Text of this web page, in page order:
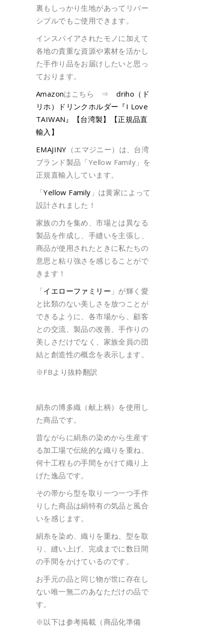
裏もしっかり生地があってリバー
シブルでもご使用できます。
インスパイアされたモノに加えて
各地の貴重な資源や素材を活かし
た手作り品をお届けしたいと思っ
ております。
Amazonはこちら ⇒driho（ド
リホ）ドリンクホルダー『I Love
TAIWAN』【台湾製】【正規品直
輸入】
EMAJINY （エマジニー）は、台湾
ブランド製品「Yellow Family」を
正規直輸入しています。
「Yellow Family 」は黄家によって
設計されました！
家族の力を集め、市場とは異なる
製品を作成し、手縫いを主張し、
商品が使用されたときに私たちの
意思と粘り強さを感じることがで
きます！
「イエローファミリー 」が輝く愛
と比類のない美しさを放つことが
できるように、各市場から、顧客
との交流、製品の改善、手作りの
美しさだけでなく、家族全員の団
結と創造性の概念を表示します。
※FBより抜粋翻訳
絹糸の博多織（献上柄）を使用し
た商品です。
昔ながらに絹糸の染めから生産す
る加工場で伝統的な織りを重ね、
何十工程もの手間をかけて織り上
げた逸品です。
その帯から型を取り一つ一つ手作
りした商品は絹特有の気品と風合
いを感じます。
絹糸を染め、織りを重ね、型を取
り、縫い上げ、完成までに数日間
の手間をかけているのです。
お手元の品と同じ物が世に存在し
ない唯一無二のあなただけの品で
す。
※以下は参考掲載（商品化準備